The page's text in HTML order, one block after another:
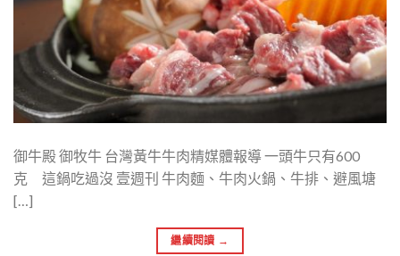
御牛殿 御牧牛 台灣黃牛牛肉精媒體報導 一頭牛只有600
克 這鍋吃過沒 壹週刊 牛肉麵、牛肉火鍋、牛排、避風塘
[…]
繼續閱讀 →